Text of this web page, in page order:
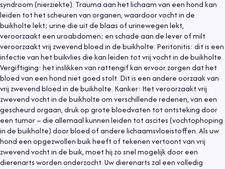
syndroom (nierziekte). Trauma aan het lichaam van een hond kan
leiden tot het scheuren van organen, waardoor vocht in de
buikholte lekt; urine die uit de blaas of urinewegen lekt,
veroorzaakt een uroabdomen; en schade aan de lever of milt
veroorzaakt vrij zwevend bloed in de buikholte. Peritonitis: dit is een
infectie van het buikvlies die kan leiden tot vrij vocht in de buikholte.
Vergiftiging: het inslikken van rattengif kan ervoor zorgen dat het
bloed van een hond niet goed stolt. Dit is een andere oorzaak van
vrij zwevend bloed in de buikholte. Kanker: Het veroorzaakt vrij
zwevend vocht in de buikholte om verschillende redenen, van een
gescheurd orgaan, druk op grote bloedvaten tot ontsteking door
een tumor – die allemaal kunnen leiden tot ascites (vochtophoping
in de buikholte) door bloed of andere lichaamsvloeistoffen. Als uw
hond een opgezwollen buik heeft of tekenen vertoont van vrij
zwevend vocht in de buik, moet hij zo snel mogelijk door een
dierenarts worden onderzocht. Uw dierenarts zal een volledig